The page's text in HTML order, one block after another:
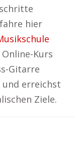
hier
Kurs
Gitarre
erreichst
Ziele.